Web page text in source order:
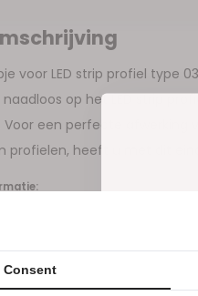
voor LED strip profiel type
op het LED strip
een perfecte afwerking
profielen, heeft u met dit
Consent